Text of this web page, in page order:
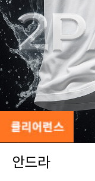
안드라